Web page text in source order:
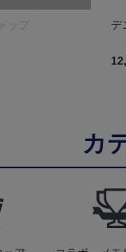
ップ デ
カ